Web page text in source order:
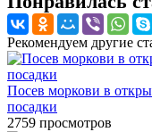
Рекомендуем другие
Посев моркови в
посадки
2759 просмотров